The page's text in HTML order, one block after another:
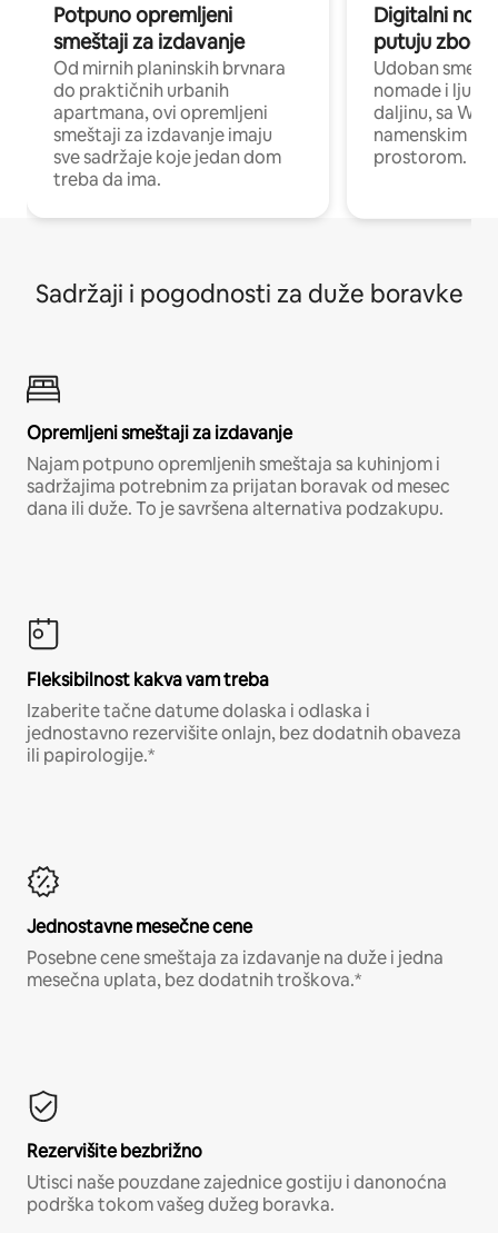
Potpuno opremljeni
smeštaji za izdavanje
Od mirnih planinskih brvnara
do praktičnih urbanih
apartmana, ovi opremljeni
smeštaji za izdavanje imaju
sve sadržaje koje jedan dom
treba da ima.
Digitalni
putuju zbog
Udoban
nomade i ljude
daljinu, sa Wi-
namenskim
prostorom.
Sadržaji i pogodnosti za duže boravke
Opremljeni smeštaji za izdavanje
Najam potpuno opremljenih smeštaja sa kuhinjom i
sadržajima potrebnim za prijatan boravak od mesec
dana ili duže. To je savršena alternativa podzakupu.
Fleksibilnost kakva vam treba
Izaberite tačne datume dolaska i odlaska i
jednostavno rezervišite onlajn, bez dodatnih obaveza
ili papirologije.*
Jednostavne mesečne cene
Posebne cene smeštaja za izdavanje na duže i jedna
mesečna uplata, bez dodatnih troškova.*
Rezervišite bezbrižno
Utisci naše pouzdane zajednice gostiju i danonoćna
podrška tokom vašeg dužeg boravka.